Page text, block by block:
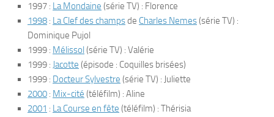
1997 : La Mondaine (série TV) : Florence
1998 : La Clef des champsde Charles Nemes(série TV) :
Dominique Pujol
1999 : Mélissol (série TV) : Valérie
1999 : Jacotte (épisode : Coquilles brisées)
1999 : Docteur Sylvestre (série TV) : Juliette
2000 : Mix-cité (téléfilm) : Aline
2001 : La Course en fête (téléfilm) : Thérisia